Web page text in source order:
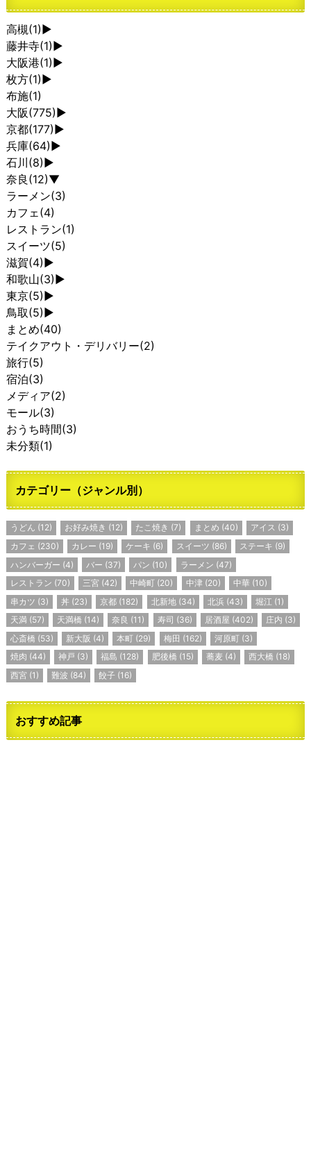
高槻(1) ►
藤井寺(1) ►
大阪港(1) ►
枚方(1) ►
布施(1)
大阪(775) ►
京都(177) ►
兵庫(64) ►
石川 (8) ►
奈良 (12)▼
ラーメン(3)
カフェ(4)
レストラン(1)
スイーツ(5)
滋賀(4) ►
和歌山(3) ►
東京(5) ►
鳥取(5) ►
まとめ(40)
テイクアウト・デリバリー(2)
旅行(5)
宿泊(3)
メディア(2)
モール(3)
おうち時間(3)
未分類(1)
カテゴリー（ジャンル別）
うどん (12) お好み焼き (12) たこ焼き (7) まとめ (40) アイス (3)
カフェ (230) カレー (19) ケーキ (6) スイーツ (86) ステーキ (9)
ハンバーガー (4) バー (37) パン (10) ラーメン (47)
レストラン (70) 三宮 (42) 中崎町 (20) 中津(20) 中華(10)
串カツ (3) 丼 (23) 京都 (182) 北新地(34) 北浜(43) 堀江 (1)
天満 (57) 天満橋 (14) 奈良 (11) 寿司 (36) 居酒屋 (402) 庄内 (3)
心斎橋 (53) 新大阪 (4) 本町 (29) 梅田 (162) 河原町 (3)
焼肉 (44) 神戸 (3) 福島 (128) 肥後橋 (15) 蕎麦(4) 西大橋 (18)
西宮(1) 難波 (84) 餃子 (16)
おすすめ記事